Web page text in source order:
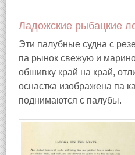
Ладожские рыбацкие
Эти палубные судна с
па рынок свежую и
обшивку край на край,
оснастка изображена па
поднимаются с палубы.